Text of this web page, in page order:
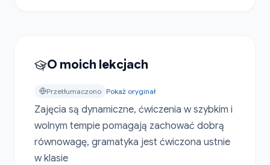
O moich lekcjach
Przetłumaczono Pokaż oryginał
Zajęcia są dynamiczne, ćwiczenia w szybkim i
wolnym tempie pomagają zachować dobrą
równowagę, gramatyka jest ćwiczona ustnie
w klasie